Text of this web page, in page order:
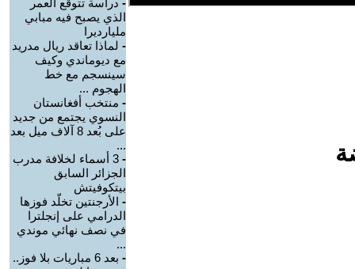
- دراسة تتوقع العمر
الذي يصبح فيه مبابي
مليارديرا
- لماذا تعاقد ريال مدريد
مع ديوماندي وكيف
سينسجم مع خط
الهجوم ...
- منتخب أفغانستان
النسوي يجتمع من جديد
على بُعد 8 آلاف ميل بعد
...
-
3 أسماء لخلافة مدرب
الجزائر السابق
بيتكوفيتش
- الأرجنتين تخلّد فوزها
الدرامي على إنجلترا
في نصف نهائي موندي
...
-
بعد 6 مباريات بلا فوز..